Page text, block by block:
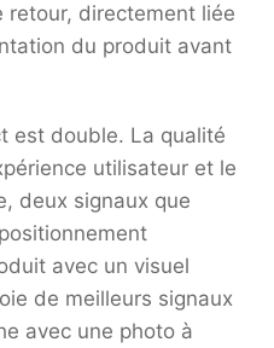
directement liée
du produit avant
est double. La qualité
utilisateur et le
deux signaux que
avec un visuel
de meilleurs signaux
avec une photo à